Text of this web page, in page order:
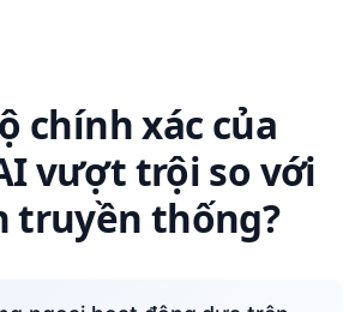
chính xác của
vượt trội so với
truyền thống?